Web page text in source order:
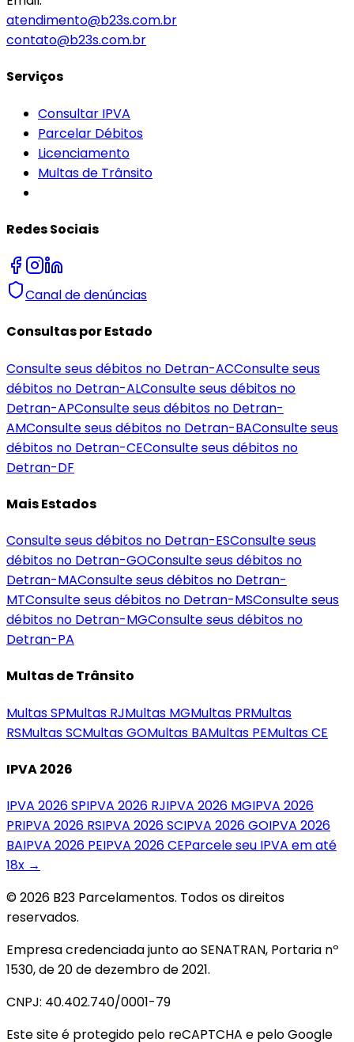
atendimento@b23s.com.br
contato@b23s.com.br
Serviços
Consultar IPVA
Parcelar Débitos
Licenciamento
Multas de Trânsito
Redes Sociais
Canal de denúncias
Consultas por Estado
Consulte seus débitos no Detran-ACConsulte seus
débitos no Detran-ALConsulte seus débitos no
Detran-APConsulte seus débitos no Detran-
AMConsulte seus débitos no Detran-BAConsulte seus
débitos no Detran-CEConsulte seus débitos no
Detran-DF
Mais Estados
Consulte seus débitos no Detran-ESConsulte seus
débitos no Detran-GOConsulte seus débitos no
Detran-MAConsulte seus débitos no Detran-
MTConsulte seus débitos no Detran-MSConsulte seus
débitos no Detran-MGConsulte seus débitos no
Detran-PA
Multas de Trânsito
MultasSPMultas RJMultas MGMultas PRMultas
RSMultasSCMultasGOMultas BAMultas PEMultasCE
IPVA 2026
IPVA 2026SPIPVA 2026 RJIPVA 2026 MGIPVA 2026
PRIPVA 2026 RSIPVA 2026SCIPVA 2026GOIPVA 2026
BAIPVA 2026 PEIPVA 2026CEParcele seu IPVA em até
18x →
© 2026 B23 Parcelamentos. Todos os direitos
reservados.
Empresa credenciada junto ao SENATRAN, Portaria nº
1530, de 20 de dezembro de 2021.
CNPJ: 40.402.740/0001-79
Este site é protegido pelo reCAPTCHA e pelo Google